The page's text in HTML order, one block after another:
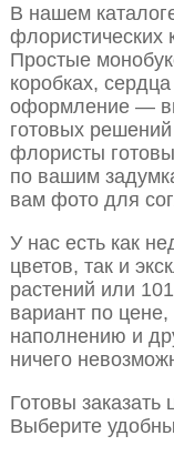
В нашем
флористических
Простые
коробках,
оформление —
готовых
флористы
по вашим
вам фото для
У нас есть как
цветов, так и
растений или
вариант по цене,
наполнению и
ничего
Готовы
Выберите